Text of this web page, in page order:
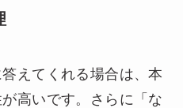
えてくれる場合は、本
高いです。さらに「な